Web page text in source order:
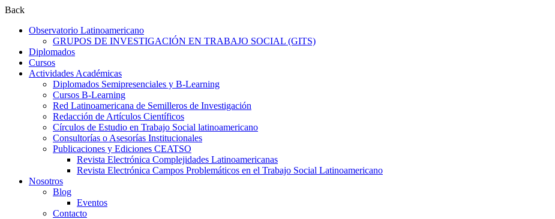
Back
Observatorio Latinoamericano
GRUPOS DE INVESTIGACIÓN EN TRABAJO SOCIAL (GITS)
Diplomados
Cursos
Actividades Académicas
Diplomados Semipresenciales y B-Learning
Cursos B-Learning
Red Latinoamericana de Semilleros de Investigación
Redacción de Artículos Científicos
Círculos de Estudio en Trabajo Social latinoamericano
Consultorías o Asesorías Institucionales
Publicaciones y Ediciones CEATSO
Revista Electrónica Complejidades Latinoamericanas
Revista Electrónica Campos Problemáticos en el Trabajo Social Latinoamericano
Nosotros
Blog
Eventos
Contacto